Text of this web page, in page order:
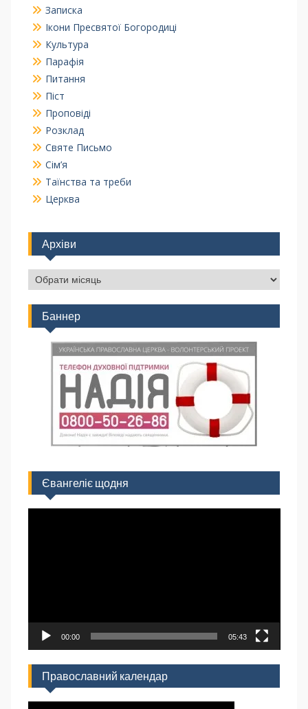
Записка
Ікони Пресвятої Богородиці
Культура
Парафія
Питання
Піст
Проповіді
Розклад
Святе Письмо
Сім’я
Таїнства та треби
Церква
Архіви
Баннер
Євангеліє щодня
00:00 05:43
Православний календар